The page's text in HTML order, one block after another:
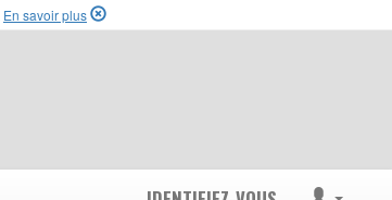
En savoir plus